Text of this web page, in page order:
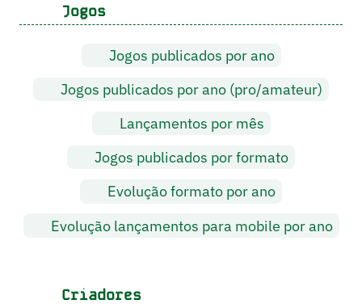
Jogos
Jogos publicados por ano
Jogos publicados por ano (pro/amateur)
Lançamentos por mês
Jogos publicados por formato
Evolução formato por ano
Evolução lançamentos para mobile por ano
Criadores